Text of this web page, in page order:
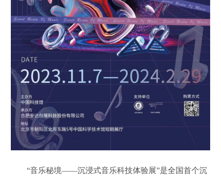
“音乐秘境——沉浸式音乐科技体验展”是全国首个沉